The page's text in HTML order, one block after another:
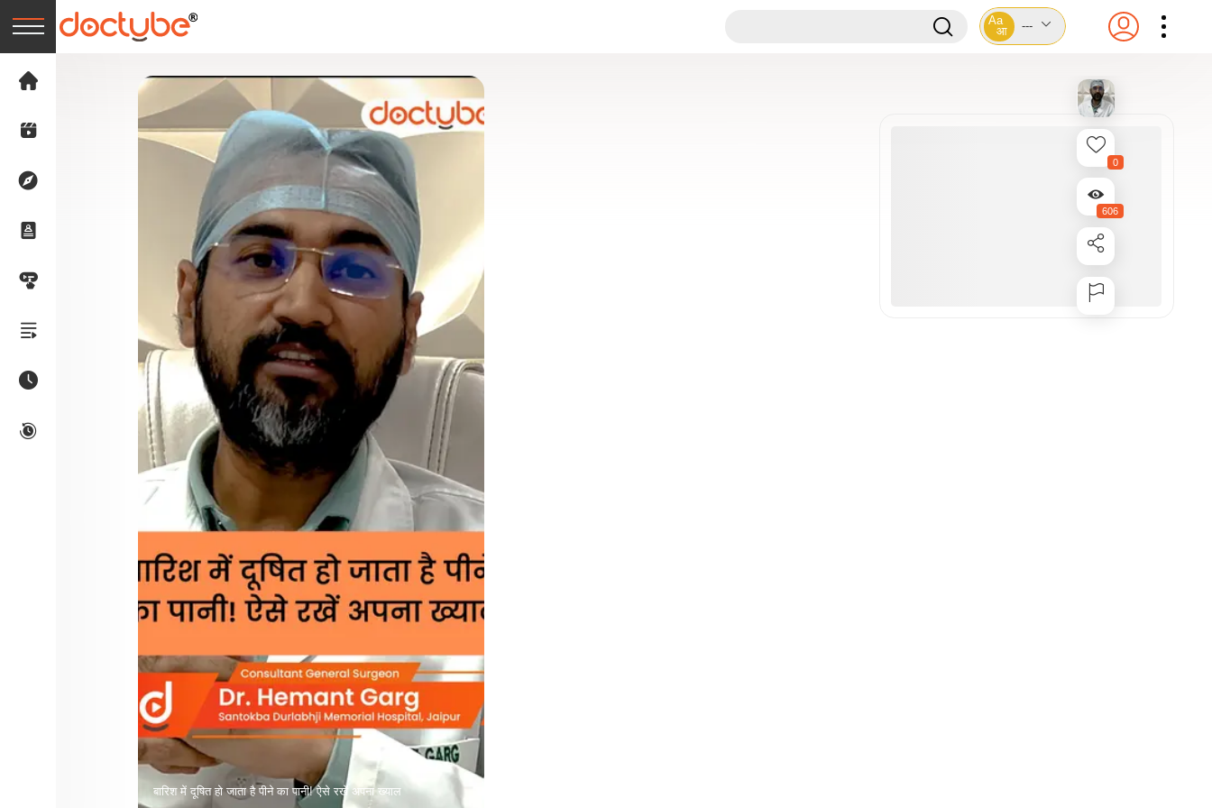
Aa
आ
---
बारिश में दूषित हो जाता है पीने का पानी! ऐसे रखें अपना ख्याल
0
606